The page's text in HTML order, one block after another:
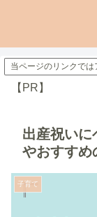
当ページのリンクでは
【PR】
出産祝いに
やおすすめ
子育て